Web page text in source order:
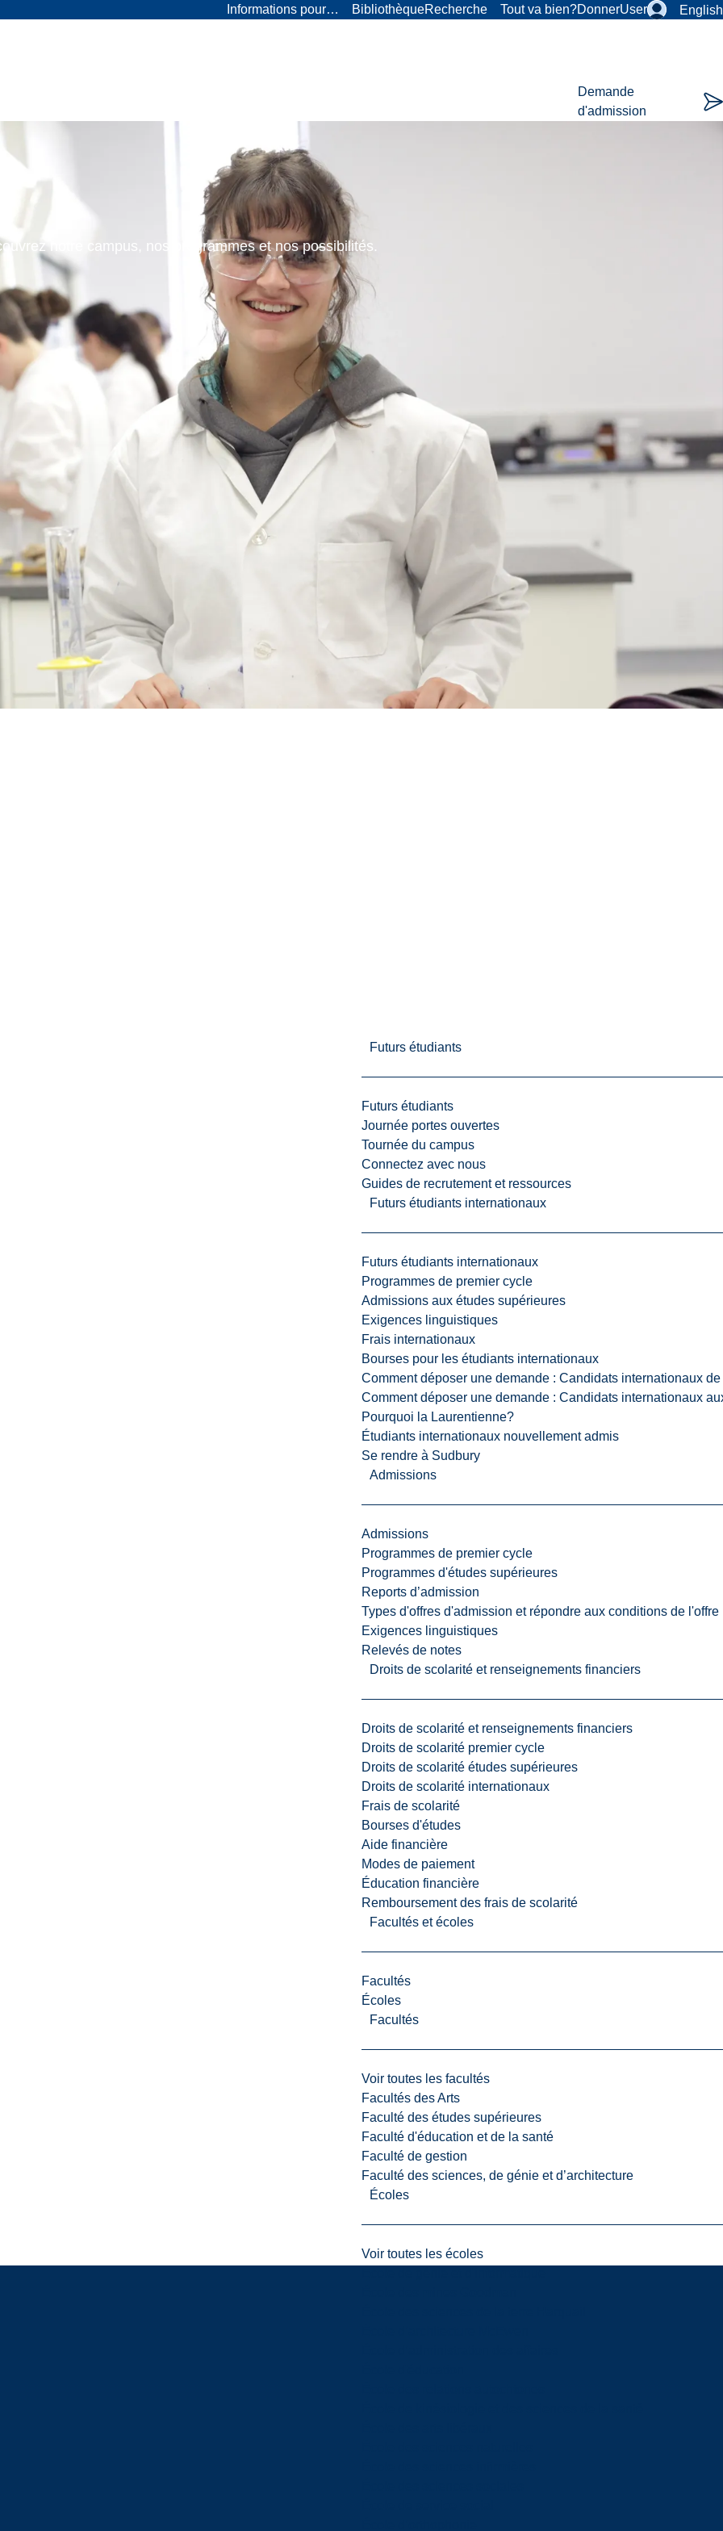
Informations pour… BibliothèqueRecherche Tout va bien?DonnerUser English
Demande
d'admission
notre campus, nos programmes et nos possibilités.
Futurs étudiants
Futurs étudiants
Journée portes ouvertes
Tournée du campus
Connectez avec nous
Guides de recrutement et ressources
Futurs étudiants internationaux
Futurs étudiants internationaux
Programmes de premier cycle
Admissions aux études supérieures
Exigences linguistiques
Frais internationaux
Bourses pour les étudiants internationaux
Comment déposer une demande : Candidats internationaux
Comment déposer une demande : Candidats internationaux
Pourquoi la Laurentienne?
Étudiants internationaux nouvellement admis
Se rendre à Sudbury
Admissions
Admissions
Programmes de premier cycle
Programmes d'études supérieures
Reports d’admission
Types d'offres d'admission et répondre aux conditions de l'offre
Exigences linguistiques
Relevés de notes
Droits de scolarité et renseignements financiers
Droits de scolarité et renseignements financiers
Droits de scolarité premier cycle
Droits de scolarité études supérieures
Droits de scolarité internationaux
Frais de scolarité
Bourses d'études
Aide financière
Modes de paiement
Éducation financière
Remboursement des frais de scolarité
Facultés et écoles
Facultés
Écoles
Facultés
Voir toutes les facultés
Facultés des Arts
Faculté des études supérieures
Faculté d'éducation et de la santé
Faculté de gestion
Faculté des sciences, de génie et d’architecture
Écoles
Voir toutes les écoles